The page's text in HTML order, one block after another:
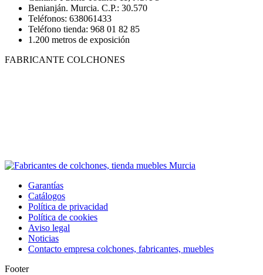
Benianján. Murcia. C.P.: 30.570
Teléfonos: 638061433
Teléfono tienda: 968 01 82 85
1.200 metros de exposición
FABRICANTE COLCHONES
Garantías
Catálogos
Política de privacidad
Política de cookies
Aviso legal
Noticias
Contacto empresa colchones, fabricantes, muebles
Footer